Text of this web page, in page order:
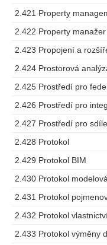
2.421 Property
2.422 Property manažer
2.423 Propojení a
2.424 Prostorová
2.426 Prostředí pro
2.427 Prostředí pro
2.428 Protokol
2.429 Protokol BIM
2.430 Protokol
2.431 Protokol
2.432 Protokol
2.433 Protokol výměny